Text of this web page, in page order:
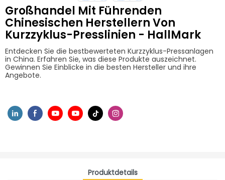
Großhandel Mit Führenden
Chinesischen Herstellern Von
Kurzzyklus-Presslinien - HallMark
Entdecken Sie die bestbewerteten Kurzzyklus-Pressanlagen
in China. Erfahren Sie, was diese Produkte auszeichnet.
Gewinnen Sie Einblicke in die besten Hersteller und ihre
Angebote.
Produktdetails